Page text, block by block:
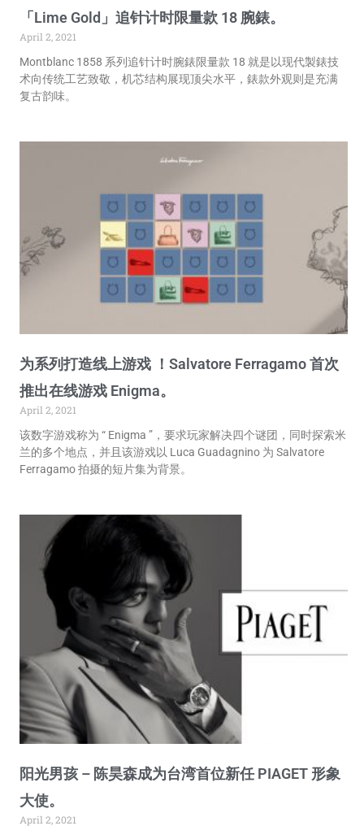
「Lime Gold」追针计时限量款 18 腕錶。
April 2, 2021
Montblanc 1858 系列追针计时腕錶限量款 18 就是以现代製錶技
术向传统工艺致敬，机芯结构展现顶尖水平，錶款外观则是充满
复古韵味。
为系列打造线上游戏 ！Salvatore Ferragamo 首次
推出在线游戏 Enigma。
April 2, 2021
该数字游戏称为 “ Enigma ”，要求玩家解决四个谜团，同时探索米
兰的多个地点，并且该游戏以 Luca Guadagnino 为 Salvatore
Ferragamo 拍摄的短片集为背景。
阳光男孩 – 陈昊森成为台湾首位新任 PIAGET 形象
大使。
April 2, 2021